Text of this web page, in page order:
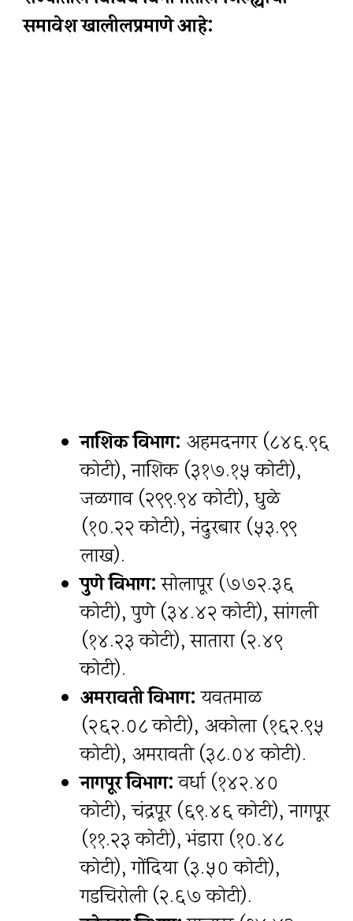
समावेश खालीलप्रमाणे आहे:
नाशिक विभाग: अहमदनगर (८४६.९६
कोटी), नाशिक (३१७.१५ कोटी),
जळगाव (२९९.९४ कोटी), धुळे
(१०.२२ कोटी), नंदुरबार (५३.९९
लाख).
पुणे विभाग:सोलापूर (७७२.३६
कोटी), पुणे (३४.४२ कोटी), सांगली
(१४.२३ कोटी), सातारा (२.४९
कोटी).
अमरावती विभाग:यवतमाळ
(२६२.०८ कोटी), अकोला (१६२.९५
कोटी), अमरावती (३८.०४ कोटी).
नागपूर विभाग:वर्धा (१४२.४०
कोटी), चंद्रपूर (६९.४६ कोटी), नागपूर
(११.२३ कोटी), भंडारा (१०.४८
कोटी), गोंदिया (३.५० कोटी),
गडचिरोली (२.६७ कोटी).